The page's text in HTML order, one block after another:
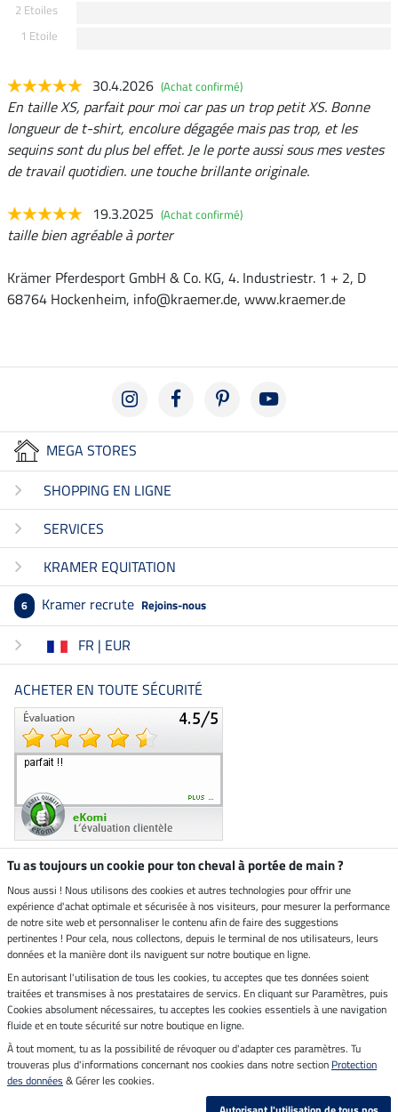
2 Etoiles
1 Etoile
30.4.2026 (Achat confirmé)
En taille XS, parfait pour moi car pas un trop petit XS. Bonne
longueur de t-shirt, encolure dégagée mais pas trop, et les
sequins sont du plus bel effet. Je le porte aussi sous mes vestes
de travail quotidien. une touche brillante originale.
19.3.2025 (Achat confirmé)
taille bien agréable à porter
Krämer Pferdesport GmbH & Co. KG, 4. Industriestr. 1 + 2, D
68764 Hockenheim, info@kraemer.de, www.kraemer.de
MEGA STORES
SHOPPING EN LIGNE
SERVICES
KRAMER EQUITATION
6 Kramer recrute Rejoins-nous
FR | EUR
ACHETER EN TOUTE SÉCURITÉ
Boutique climatiquement
neutre
Livraison par
Paiement sécurisé
Mentions légales
Dernière actualisation le 08.08.2026 à 14:33
Tu as toujours un cookie pour ton cheval à portée de main ?
Nous aussi ! Nous utilisons des cookies et autres technologies pour offrir une
expérience d'achat optimale et sécurisée à nos visiteurs, pour mesurer la performance
de notre site web et personnaliser le contenu afin de faire des suggestions
pertinentes ! Pour cela, nous collectons, depuis le terminal de nos utilisateurs, leurs
données et la manière dont ils naviguent sur notre boutique en ligne.
En autorisant l'utilisation de tous les cookies, tu acceptes que tes données soient
traitées et transmises à nos prestataires de servics. En cliquant sur Paramètres, puis
Cookies absolument nécessaires, tu acceptes les cookies essentiels à une navigation
fluide et en toute sécurité sur notre boutique en ligne.
À tout moment, tu as la possibilité de révoquer ou d'adapter ces paramètres. Tu
trouveras plus d'informations concernant nos cookies dans notre section Protection
des données & Gérer les cookies.